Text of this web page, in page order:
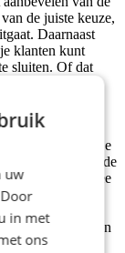
de juiste keuze,
Daarnaast
klanten kunt
sluiten. Of dat
collega's werk je
zorgt ervoor dat de
denkt actief mee
Met jouw
precies hoe je
het oplossen van
als een
uw
in met
ons